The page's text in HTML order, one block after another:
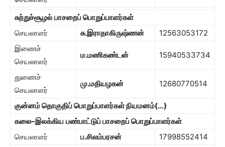
சுற்றுச்சூழல் பாசறைப் பொறுப்பாளர்கள்
செயலாளர்
சு.இராதாகிருஷ்ணன்
12563053172
இணைச்
செயலாளர்
ம.மணிகண்டன் 15940533734
துணைச்
செயலாளர்
மு.மதியழகன் 12680770514
குன்னம் தொகுதிப் பொறுப்பாளர்கள் நியமனம்(…)
கலை–இலக்கிய பண்பாட்டுப் பாசறைப் பொறுப்பாளர்கள்
செயலாளர்
ப.சிலம்பரசன்
17998552414